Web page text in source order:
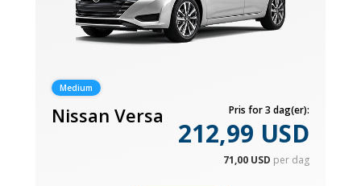
Medium
Nissan Versa Pris for 3 dag(er):
212,99 USD
71,00 USD per dag